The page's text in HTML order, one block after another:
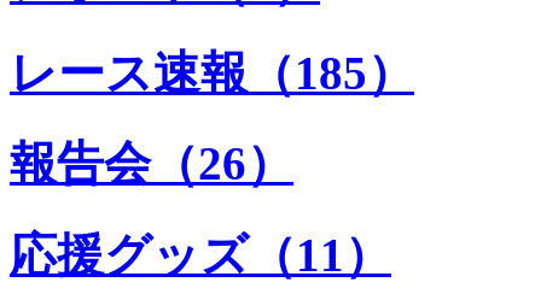
レース速報（185）
報告会（26）
応援グッズ（11）